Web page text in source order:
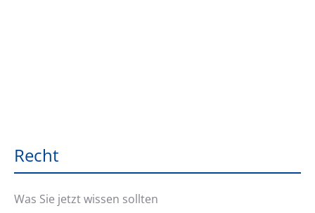
Recht
Was Sie jetzt wissen sollten